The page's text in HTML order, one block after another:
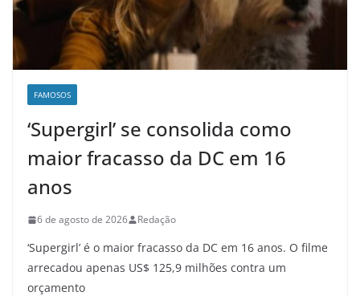
FAMOSOS
‘Supergirl’ se consolida como
maior fracasso da DC em 16
anos
6 de agosto de 2026 Redação
‘Supergirl’ é o maior fracasso da DC em 16 anos. O filme
arrecadou apenas US$ 125,9 milhões contra um
orçamento